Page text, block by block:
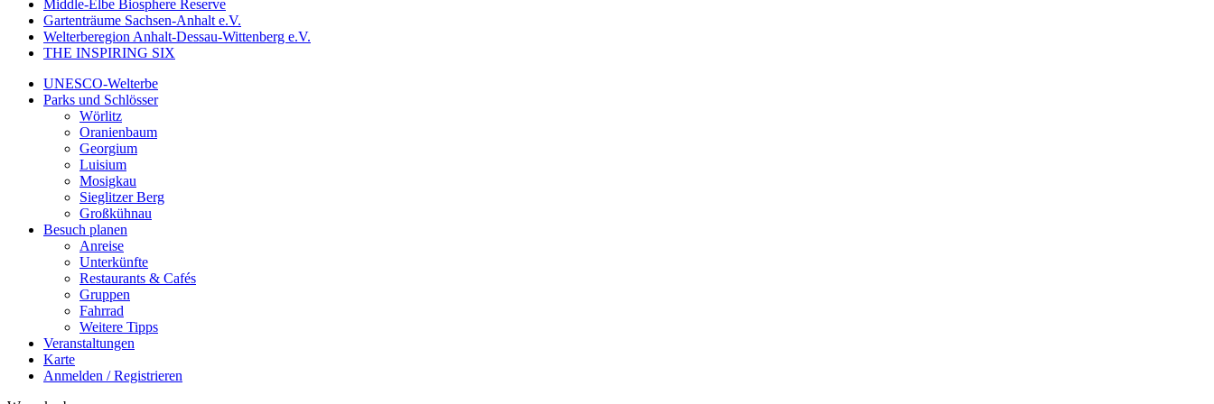
Middle-Elbe Biosphere Reserve
Gartenträume Sachsen-Anhalt e.V.
Welterberegion Anhalt-Dessau-Wittenberg e.V.
THE INSPIRING SIX
UNESCO-Welterbe
Parks und Schlösser
Wörlitz
Oranienbaum
Georgium
Luisium
Mosigkau
Sieglitzer Berg
Großkühnau
Besuch planen
Anreise
Unterkünfte
Restaurants & Cafés
Gruppen
Fahrrad
Weitere Tipps
Veranstaltungen
Karte
Anmelden / Registrieren